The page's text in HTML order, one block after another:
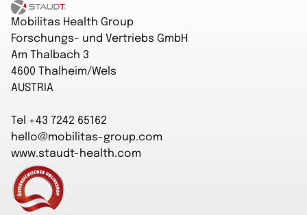
Startseite
Mobilitas Health Group
Forschungs- und Vertriebs GmbH
Am Thalbach 3
4600 Thalheim/Wels
AUSTRIA
Tel +43 7242 65162
hello@mobilitas-group.com
www.staudt-health.com
Startseite